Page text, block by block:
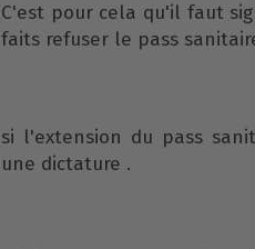
C'est pour cela qu'il faut
faits refuser le pass
si l'extension du pass
une dictature .